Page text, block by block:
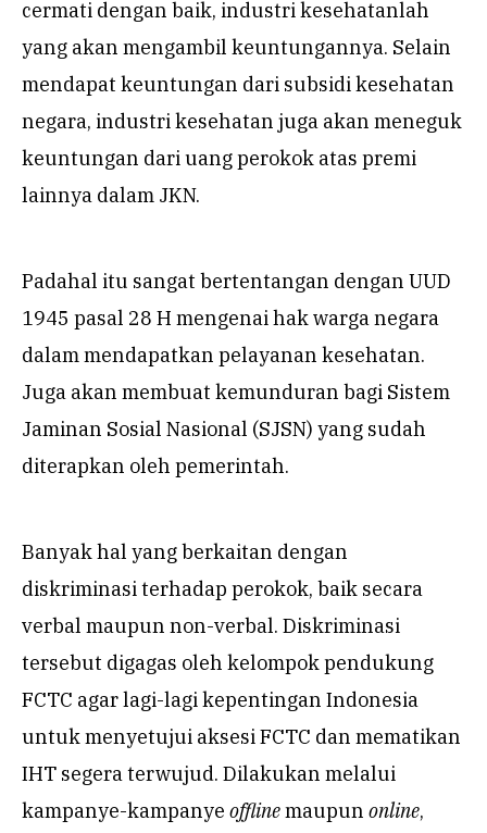
cermati dengan baik, industri kesehatanlah
yang akan mengambil keuntungannya. Selain
mendapat keuntungan dari subsidi kesehatan
negara, industri kesehatan juga akan meneguk
keuntungan dari uang perokok atas premi
lainnya dalam JKN.
Padahal itu sangat bertentangan dengan UUD
1945 pasal 28 H mengenai hak warga negara
dalam mendapatkan pelayanan kesehatan.
Juga akan membuat kemunduran bagi Sistem
Jaminan Sosial Nasional (SJSN) yang sudah
diterapkan oleh pemerintah.
Banyak hal yang berkaitan dengan
diskriminasi terhadap perokok, baik secara
verbal maupun non-verbal. Diskriminasi
tersebut digagas oleh kelompok pendukung
FCTC agar lagi-lagi kepentingan Indonesia
untuk menyetujui aksesi FCTC dan mematikan
IHT segera terwujud. Dilakukan melalui
kampanye-kampanye offlinemaupun online,